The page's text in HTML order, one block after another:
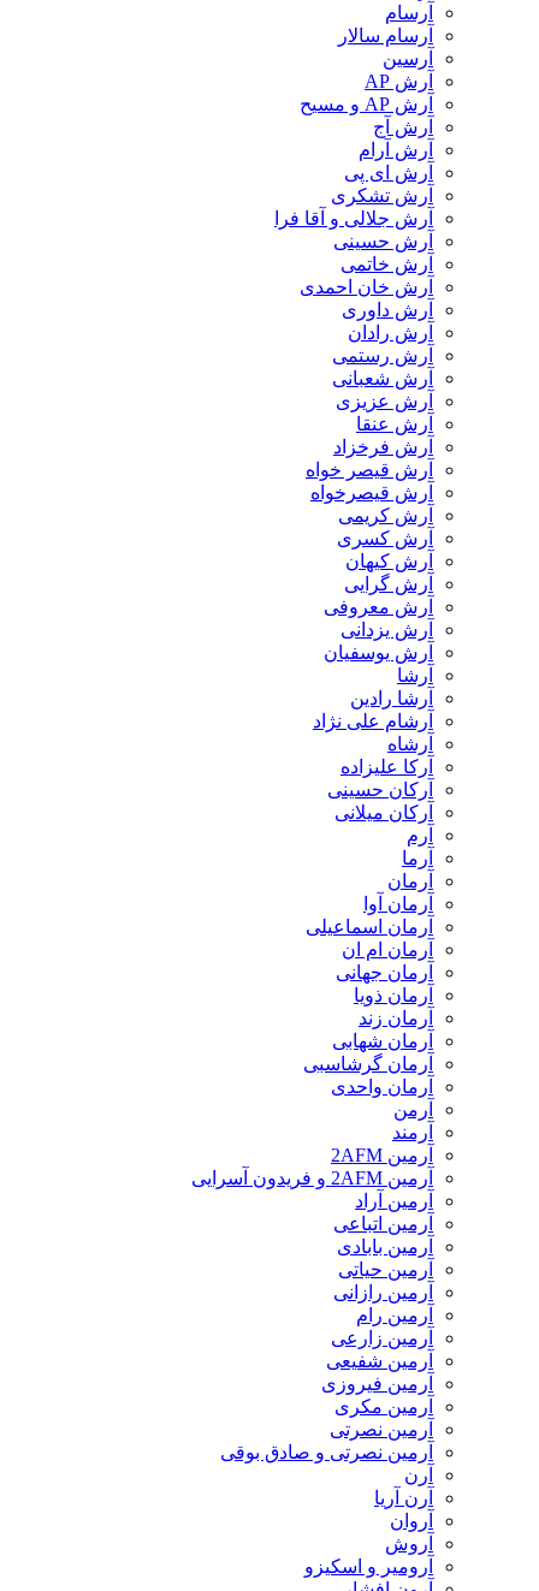
آرسام
آرسام سالار
آرسین
آرش AP
آرش AP و مسیح
آرش آج
آرش آرام
آرش ای پی
آرش تشکری
آرش جلالی و آقا فرا
آرش حسینی
آرش خاتمی
آرش خان احمدی
آرش داوری
آرش رادان
آرش رستمى
آرش شعبانی
آرش عزیزی
آرش عنقا
آرش فرخزاد
آرش قیصر خواه
آرش قیصرخواه
آرش کریمی
آرش کسری
آرش کیهان
آرش گرایی
آرش معروفی
آرش یزدانی
آرش یوسفیان
آرشا
آرشا رادین
آرشام علی نژاد
آرشاه
آرکا علیزاده
آرکان حسینی
آرکان میلانی
آرم
آرما
آرمان
آرمان آوا
آرمان اسماعیلی
آرمان ام ان
آرمان جهانی
آرمان ذویا
آرمان زند
آرمان شهابی
آرمان گرشاسبی
آرمان واحدی
آرمن
آرمند
آرمین 2AFM
آرمین 2AFM و فریدون آسرایی
آرمین آراد
آرمین اتباعی
آرمین بابادی
آرمین حیاتی
آرمین رازانی
آرمین رام
آرمین زارعی
آرمین شفیعی
آرمین فیروزی
آرمین مکری
آرمین نصرتی
آرمین نصرتی و صادق بوقی
آرن
آرن آریا
آروان
آروش
آرومیر و اسکیزو